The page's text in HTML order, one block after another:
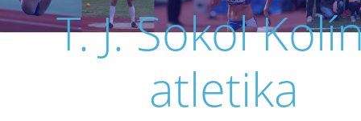
T. J. Sokol
atletika